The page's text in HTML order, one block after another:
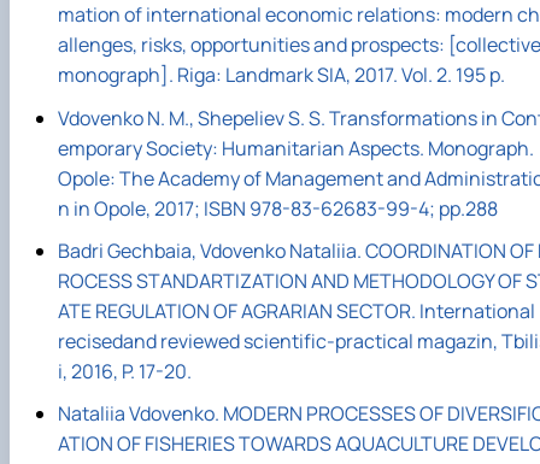
mation of international economic relations: modern ch
allenges, risks, opportunities and prospects: [collective
monograph]. Riga: Landmark SIA, 2017. Vol. 2. 195 p.
Vdovenko N. M., Shepeliev S. S. Transformations in
emporary Society: Humanitarian Aspects. Monograph.
Opole: The Academy of Management and
n in Opole, 2017; ISBN 978-83-62683-99-4; pp.288
Badri Gechbaia, Vdovenko Nataliia. COORDINATION OF
ROCESS STANDARTIZATION AND METHODOLOGY OF
ATE REGULATION OF AGRARIAN SECTOR. International
recisedand reviewed scientific-practical magazin,
i, 2016, P. 17-20.
Nataliia Vdovenko. MODERN PROCESSES OF
ATION OF FISHERIES TOWARDS AQUACULTURE